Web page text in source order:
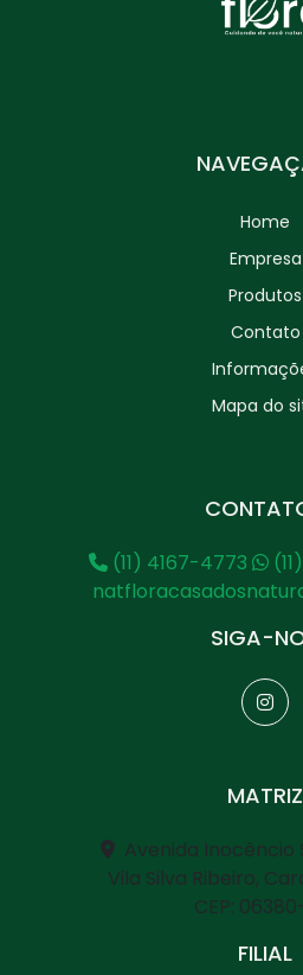
Home
Empresa
Produtos
Contato
Mapa do
(11) 4167-4773
SIGA-
MATRIZ
Avenida Inocêncio
Vila Silva Ribeiro,
CEP:
FILIAL